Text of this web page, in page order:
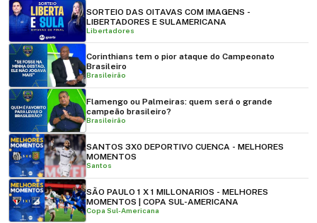
SORTEIO DAS OITAVAS COM IMAGENS -
LIBERTADORES E SULAMERICANA
Libertadores
Corinthians tem o pior ataque do Campeonato
Brasileiro
Brasileirão
Flamengo ou Palmeiras: quem será o grande
campeão brasileiro?
Brasileirão
SANTOS 3X0 DEPORTIVO CUENCA - MELHORES
MOMENTOS
Santos
SÃO PAULO 1 X 1 MILLONARIOS - MELHORES
MOMENTOS | COPA SUL-AMERICANA
Copa Sul-Americana